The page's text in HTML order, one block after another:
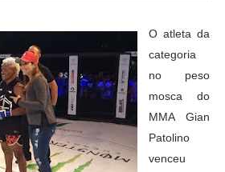
O atleta da
categoria
no peso
mosca do
MMA Gian
Patolino
venceu